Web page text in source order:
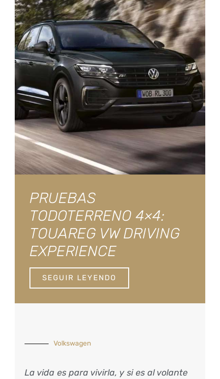
PRUEBAS
TODOTERRENO 4×4:
TOUAREG VW DRIVING
EXPERIENCE
SEGUIR LEYENDO
Volkswagen
La vida es para vivirla, y si es al volante